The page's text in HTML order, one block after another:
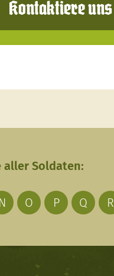
Kontaktiere uns
Soldaten:
N O P Q R